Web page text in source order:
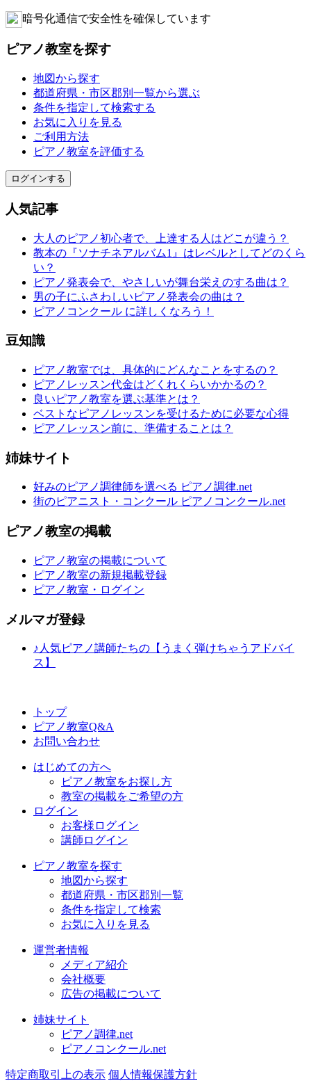
暗号化通信で安全性を確保しています
ピアノ教室を探す
地図から探す
都道府県・市区郡別一覧から選ぶ
条件を指定して検索する
お気に入りを見る
ご利用方法
ピアノ教室を評価する
ログインする
人気記事
大人のピアノ初心者で、上達する人はどこが違う？
教本の『ソナチネアルバム1』はレベルとしてどのくら
い？
ピアノ発表会で、やさしいが舞台栄えのする曲は？
男の子にふさわしいピアノ発表会の曲は？
ピアノコンクール に詳しくなろう！
豆知識
ピアノ教室では、具体的にどんなことをするの？
ピアノレッスン代金はどくれくらいかかるの？
良いピアノ教室を選ぶ基準とは？
ベストなピアノレッスンを受けるために必要な心得
ピアノレッスン前に、準備することは？
姉妹サイト
好みのピアノ調律師を選べる ピアノ調律.net
街のピアニスト・コンクール ピアノコンクール.net
ピアノ教室の掲載
ピアノ教室の掲載について
ピアノ教室の新規掲載登録
ピアノ教室・ログイン
メルマガ登録
♪人気ピアノ講師たちの【うまく弾けちゃうアドバイ
ス】
トップ
ピアノ教室Q&A
お問い合わせ
はじめての方へ
ピアノ教室をお探し方
教室の掲載をご希望の方
ログイン
お客様ログイン
講師ログイン
ピアノ教室を探す
地図から探す
都道府県・市区郡別一覧
条件を指定して検索
お気に入りを見る
運営者情報
メディア紹介
会社概要
広告の掲載について
姉妹サイト
ピアノ調律.net
ピアノコンクール.net
特定商取引上の表示 個人情報保護方針